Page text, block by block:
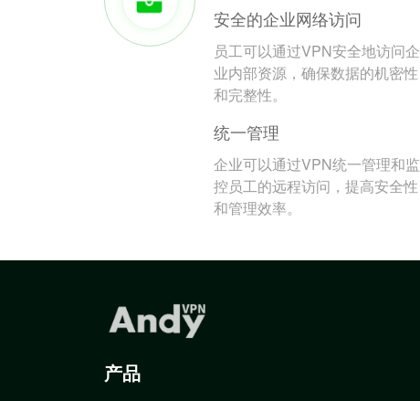
安全的企业网络访问
员工可以通过VPN安全地访问企
业内部资源，确保数据的机密性
和完整性。
统一管理
企业可以通过VPN统一管理和监
控员工的远程访问，提高安全性
和管理效率。
产品